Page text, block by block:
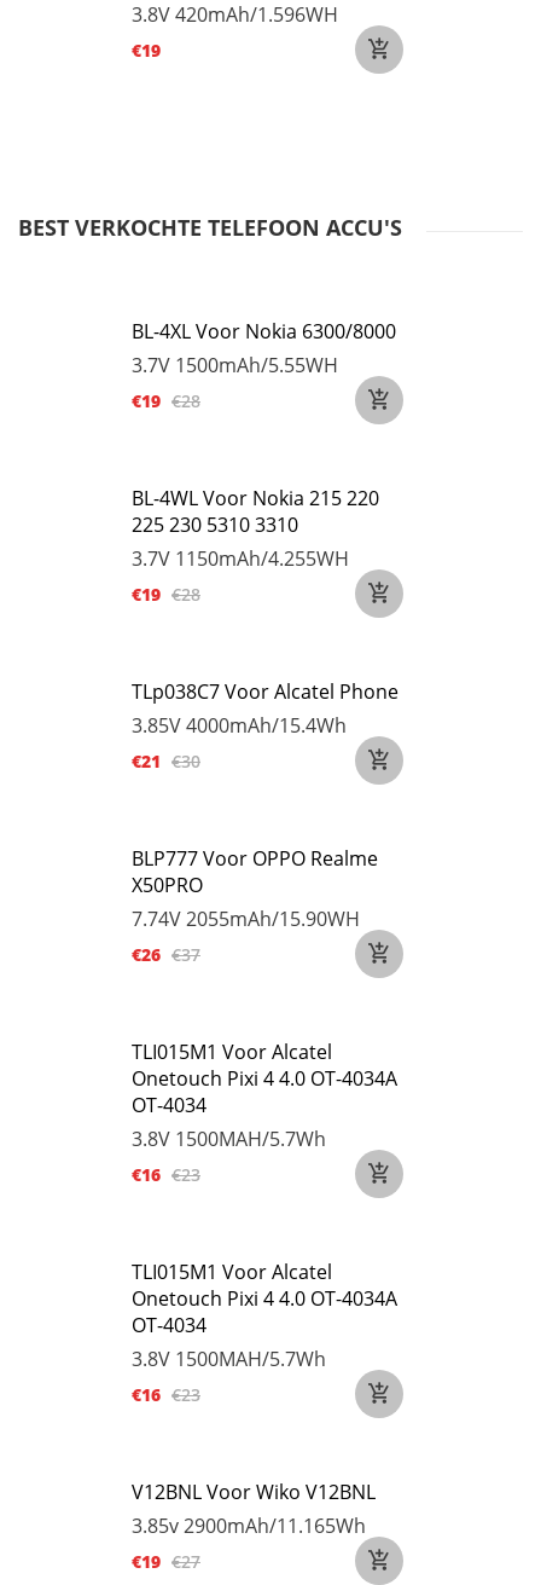
3.8V420mAh/1.596WH
€19
BEST VERKOCHTE TELEFOON ACCU'S
BL-4XL Voor Nokia 6300/8000
3.7V 1500mAh/5.55WH
€19 €28
BL-4WL Voor Nokia 215 220
225 230 5310 3310
3.7V 1150mAh/4.255WH
€19 €28
TLp038C7 Voor Alcatel Phone
3.85V4000mAh/15.4Wh
€21 €30
BLP777 Voor OPPO Realme
X50PRO
7.74V2055mAh/15.90WH
€26 €37
TLI015M1 Voor Alcatel
Onetouch Pixi 4 4.0 OT-4034A
OT-4034
3.8V 1500MAH/5.7Wh
€16 €23
TLI015M1 Voor Alcatel
Onetouch Pixi 4 4.0 OT-4034A
OT-4034
3.8V 1500MAH/5.7Wh
€16 €23
V12BNL Voor Wiko V12BNL
3.85v2900mAh/11.165Wh
€19 €27